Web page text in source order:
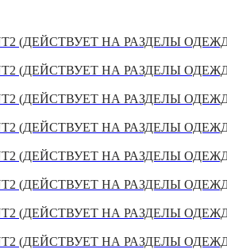
(ДЕЙСТВУЕТ НА РАЗДЕЛЫ
(ДЕЙСТВУЕТ НА РАЗДЕЛЫ
(ДЕЙСТВУЕТ НА РАЗДЕЛЫ
(ДЕЙСТВУЕТ НА РАЗДЕЛЫ
(ДЕЙСТВУЕТ НА РАЗДЕЛЫ
(ДЕЙСТВУЕТ НА РАЗДЕЛЫ
(ДЕЙСТВУЕТ НА РАЗДЕЛЫ
(ДЕЙСТВУЕТ НА РАЗДЕЛЫ